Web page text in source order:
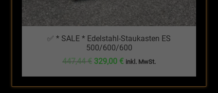
✅ * SALE * Edelstahl-Staukasten ES
500/600/600
447,44€ Ursprünglicher
war:
329,00 €Aktueller
ist:
inkl. MwSt.